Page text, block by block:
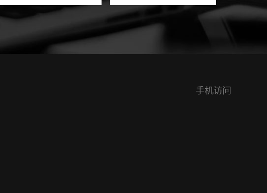
以利用这种营销方式发展客
户，用户体验也好，手机扫
务自由的。线上办公，远程
办公，通过一款app悬赏软
件就能在线做任务，完整
手机访问